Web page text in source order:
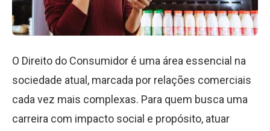
O Direito do Consumidor é uma área essencial na
sociedade atual, marcada por relações comerciais
cada vez mais complexas. Para quem busca uma
carreira com impacto social e propósito, atuar